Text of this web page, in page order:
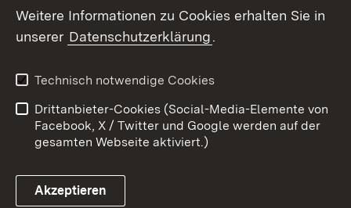
Link zum Landesportal
Kontakt
Datenschutz
Barrierefreiheit
Impressum Cookies
Weitere Informationen zu Cookies erhalten Sie in
unserer Datenschutzerklärung.
Technisch notwendige Cookies
Drittanbieter-Cookies (Social-Media-Elemente von
Facebook, X / Twitter und Google werden auf der
gesamten Webseite aktiviert.)
Akzeptieren